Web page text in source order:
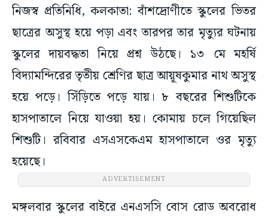
নিজস্ব প্রতিনিধি, কলকাতা: বাঁশদ্রোণীতে স্কুলের ভিতর
ছাত্রের অসুস্থ হয়ে পড়া এবং তারপর তার মৃত্যুর ঘটনায়
স্কুলের দায়বদ্ধতা নিয়ে প্রশ্ন উঠছে। ১৩ মে মহর্ষি
বিদ্যামন্দিরের তৃতীয় শ্রেণির ছাত্র আয়ূষকুমার নাথ অসুস্থ
হয়ে পড়ে। সিঁড়িতে পড়ে যায়। ৮ বছরের শিশুটিকে
হাসপাতালে নিয়ে যাওয়া হয়। কোমায় চলে গিয়েছিল
শিশুটি। রবিবার এসএসকেএম হাসপাতালে ওর মৃত্যু
হয়েছে।
ADVERTISEMENT
মঙ্গলবার স্কুলের বাইরে এনএসসি বোস রোড অবরোধ